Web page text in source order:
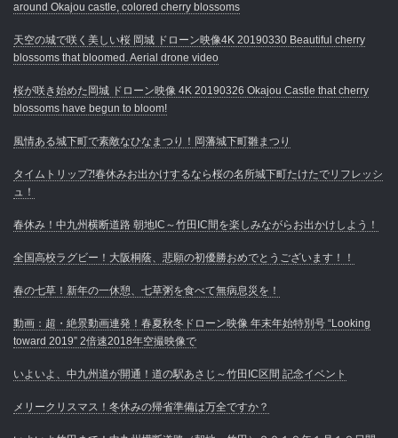
around Okajou castle, colored cherry blossoms
天空の城で咲く美しい桜 岡城 ドローン映像4K 20190330 Beautiful cherry
blossoms that bloomed. Aerial drone video
桜が咲き始めた岡城 ドローン映像 4K 20190326 Okajou Castle that cherry
blossoms have begun to bloom!
風情ある城下町で素敵なひなまつり！岡藩城下町雛まつり
タイムトリップ⁈春休みお出かけするなら桜の名所城下町たけたでリフレッシ
ュ！
春休み！中九州横断道路 朝地IC～竹田IC間を楽しみながらお出かけしよう！
全国高校ラグビー！大阪桐蔭、悲願の初優勝おめでとうございます！！
春の七草！新年の一休憩、七草粥を食べて無病息災を！
動画：超・絶景動画連発！春夏秋冬ドローン映像 年末年始特別号 “Looking
toward 2019” 2倍速2018年空撮映像で
いよいよ、中九州道が開通！道の駅あさじ～竹田IC区間 記念イベント
メリークリスマス！冬休みの帰省準備は万全ですか？